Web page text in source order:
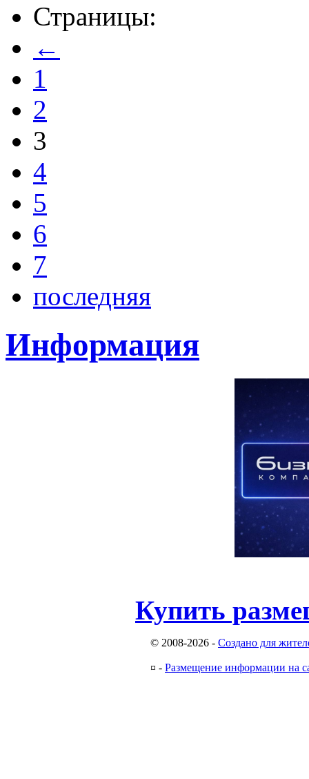
Страницы:
←
1
2
3
4
5
6
7
последняя
Информация
Купить
© 2008-2026 - Создано для
¤ - Размещение информации на